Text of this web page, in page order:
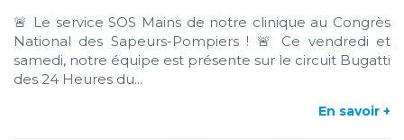
🚨 Le service SOS Mains de notre clinique au Congrès
National des Sapeurs-Pompiers ! 🚨 Ce vendredi et
samedi, notre équipe est présente sur le circuit Bugatti
des 24 Heures du...
En savoir +